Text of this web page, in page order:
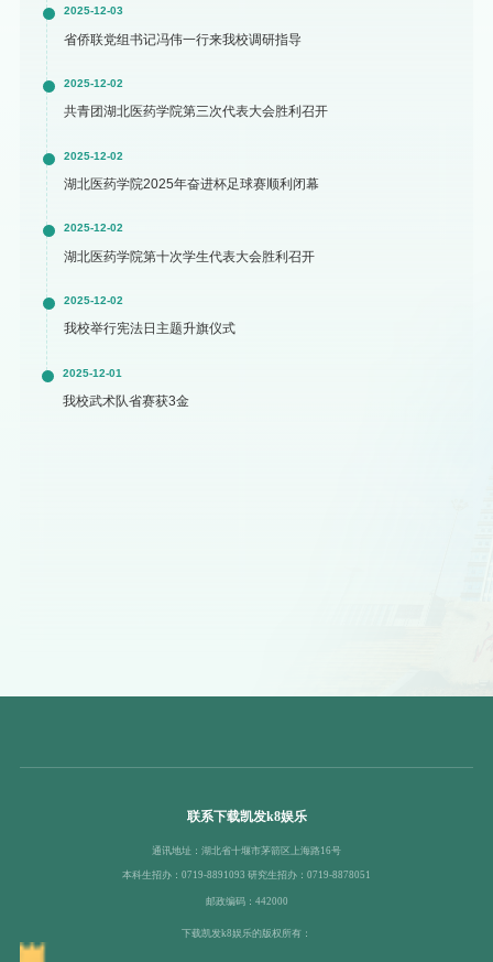
2025-12-03
省侨联党组书记冯伟一行来我校调研指导
2025-12-02
共青团湖北医药学院第三次代表大会胜利召开
2025-12-02
湖北医药学院2025年奋进杯足球赛顺利闭幕
2025-12-02
湖北医药学院第十次学生代表大会胜利召开
2025-12-02
我校举行宪法日主题升旗仪式
2025-12-01
我校武术队省赛获3金
联系下载凯发k8娱乐
通讯地址：湖北省十堰市茅箭区上海路16号
本科生招办：0719-8891093 研究生招办：0719-8878051
邮政编码：442000
下载凯发k8娱乐的版权所有：